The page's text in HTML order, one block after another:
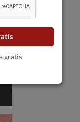
gratis